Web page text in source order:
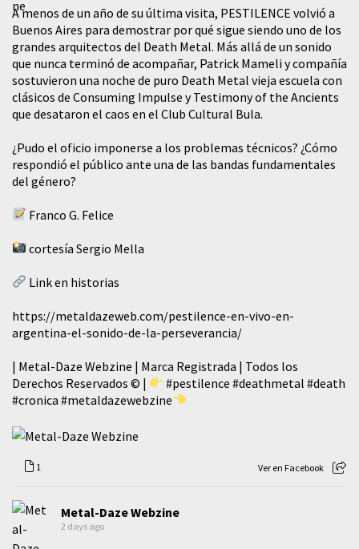
A menos de un año de su última visita, PESTILENCE volvió a
Buenos Aires para demostrar por qué sigue siendo uno de los
grandes arquitectos del Death Metal. Más allá de un sonido
que nunca terminó de acompañar, Patrick Mameli y compañía
sostuvieron una noche de puro Death Metal vieja escuela con
clásicos de Consuming Impulse y Testimony of the Ancients
que desataron el caos en el Club Cultural Bula.
¿Pudo el oficio imponerse a los problemas técnicos? ¿Cómo
respondió el público ante una de las bandas fundamentales
del género?
Franco G. Felice
cortesía Sergio Mella
Link en historias
https://metaldazeweb.com/pestilence-en-vivo-en-
argentina-el-sonido-de-la-perseverancia/
| Metal-Daze Webzine | Marca Registrada | Todos los
Derechos Reservados © |
#pestilence #deathmetal #death
#cronica #metaldazewebzine
1 Ver en Facebook
Metal-Daze Webzine
2 days ago